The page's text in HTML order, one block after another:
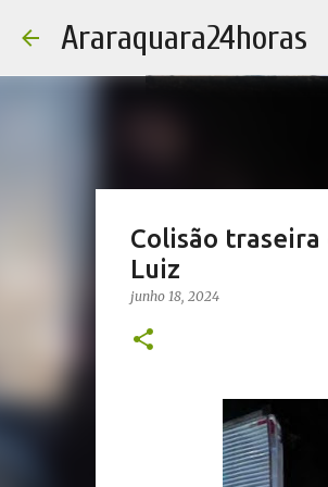
Araraquara24horas
Colisão
Luiz
junho 18, 2024